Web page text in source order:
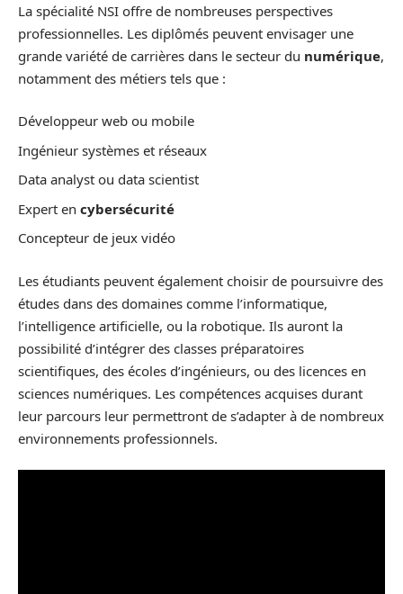
La spécialité NSI offre de nombreuses perspectives
professionnelles. Les diplômés peuvent envisager une
grande variété de carrières dans le secteur du numérique,
notamment des métiers tels que :
Développeur web ou mobile
Ingénieur systèmes et réseaux
Data analyst ou data scientist
Expert en cybersécurité
Concepteur de jeux vidéo
Les étudiants peuvent également choisir de poursuivre des
études dans des domaines comme l’informatique,
l’intelligence artificielle, ou la robotique. Ils auront la
possibilité d’intégrer des classes préparatoires
scientifiques, des écoles d’ingénieurs, ou des licences en
sciences numériques. Les compétences acquises durant
leur parcours leur permettront de s’adapter à de nombreux
environnements professionnels.